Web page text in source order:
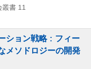
書 11
ション戦略 : フィー
メソドロジーの開発